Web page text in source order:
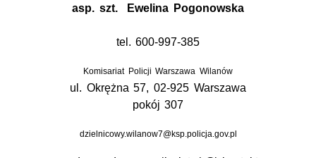
asp. szt. Ewelina Pogonowska
tel. 600-997-385
Komisariat Policji Warszawa Wilanów
ul. Okrężna 57, 02-925 Warszawa
pokój 307
dzielnicowy.wilanow7@ksp.policja.gov.pl